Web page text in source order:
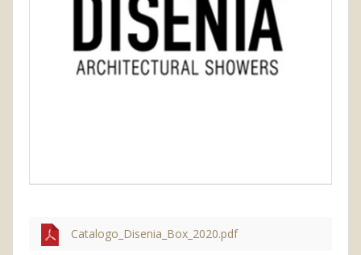
Catalogo_Disenia_Box_2020.pdf